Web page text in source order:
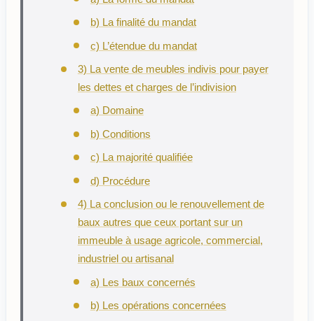
b) La finalité du mandat
c) L’étendue du mandat
3) La vente de meubles indivis pour payer
les dettes et charges de l’indivision
a) Domaine
b) Conditions
c) La majorité qualifiée
d) Procédure
4) La conclusion ou le renouvellement de
baux autres que ceux portant sur un
immeuble à usage agricole, commercial,
industriel ou artisanal
a) Les baux concernés
b) Les opérations concernées